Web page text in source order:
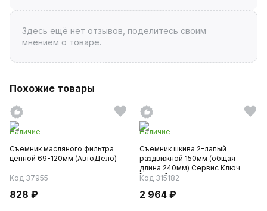
Здесь ещё нет отзывов, поделитесь своим
мнением о товаре.
Похожие товары
Наличие
Съемник масляного фильтра
цепной 69-120мм (АвтоДело)
Код 37955
828 ₽
Наличие
Съемник шкива 2-лапый
раздвижной 150мм (общая
длина 240мм) Сервис Ключ
[77705]
Код 315182
2 964 ₽